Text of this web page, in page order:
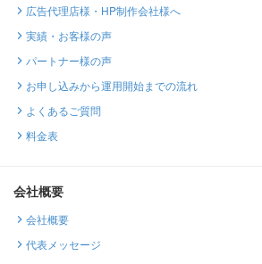
広告代理店様・HP制作会社様へ
実績・お客様の声
パートナー様の声
お申し込みから運用開始までの流れ
よくあるご質問
料金表
会社概要
会社概要
代表メッセージ